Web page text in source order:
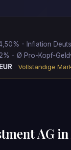
- Inflation
- Ø Pro-Kopf-
Vollstandige
AG in